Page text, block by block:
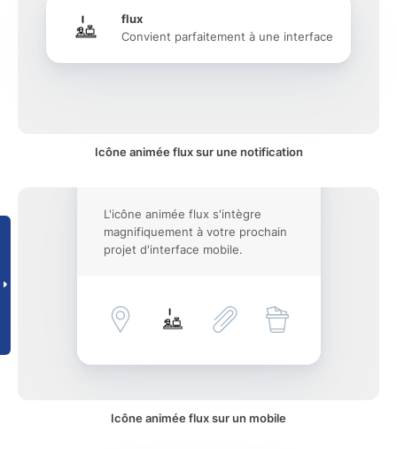
flux
Convient parfaitement à une interface
Icône animée flux sur une notification
L'icône animée flux s'intègre
magnifiquement à votre prochain
projet d'interface mobile.
Icône animée flux sur un mobile